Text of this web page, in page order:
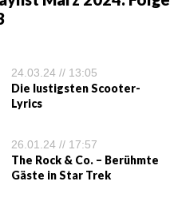
24.03.24 // 13:05
Die lustigsten Scooter-
Lyrics
26.01.24 // 17:57
The Rock & Co. – Berühmte
Gäste in Star Trek